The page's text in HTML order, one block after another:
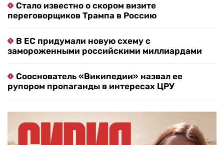
Стало известно о скором визите
переговорщиков Трампа в Россию
В ЕС придумали новую схему с
замороженными российскими миллиардами
Сооснователь «Википедии» назвал ее
рупором пропаганды в интересах ЦРУ